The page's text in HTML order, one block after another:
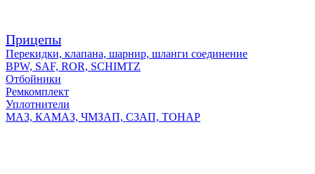
Прицепы
Перекидки, клапана, шарнир, шланги соединение
BPW, SAF, ROR, SCHIMTZ
Отбойники
Ремкомплект
Уплотнители
МАЗ, КАМАЗ, ЧМЗАП, СЗАП, ТОНАР